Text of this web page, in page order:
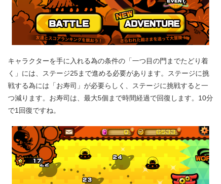
キャラクターを手に入れる為の条件の「一つ目の門までたどり着
く」には、ステージ25まで進める必要があります。ステージに挑
戦する為には「お寿司」が必要らしく、ステージに挑戦すると一
つ減ります。お寿司は、最大5個まで時間経過で回復します。10分
で1回復ですね。